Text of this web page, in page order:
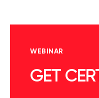
WEBINAR
GET